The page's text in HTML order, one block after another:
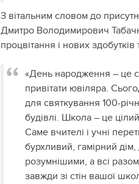
З вітальним словом до
Дмитро Володимирович
процвітання і нових
«День народження – це
привітати ювіляра.
для святкування 100-
будівлі. Школа – це
Саме вчителі і учні
бурхливий, гамірний
розумнішими, а всі
завжди зі стін вашої